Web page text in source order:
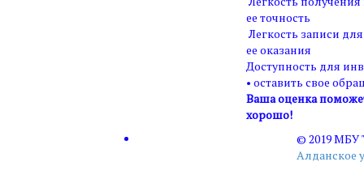
ее точность
Легкость записи
ее оказания
Доступность для
• оставить свое
Ваша оценка
хорошо!
© 2019
Алданское